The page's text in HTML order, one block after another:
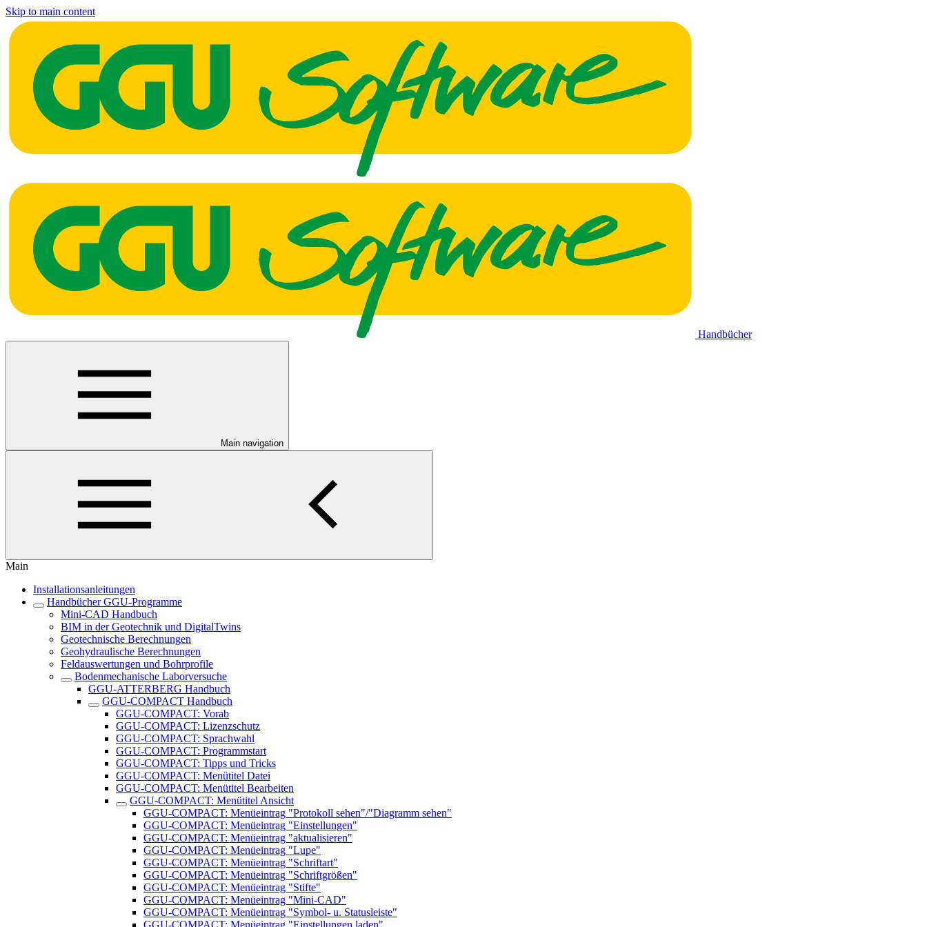
Skip to main content
Handbücher
Main navigation
Main
Installationsanleitungen
Handbücher GGU-Programme
Mini-CAD Handbuch
BIM in der Geotechnik und DigitalTwins
Geotechnische Berechnungen
Geohydraulische Berechnungen
Feldauswertungen und Bohrprofile
Bodenmechanische Laborversuche
GGU-ATTERBERG Handbuch
GGU-COMPACT Handbuch
GGU-COMPACT: Vorab
GGU-COMPACT: Lizenzschutz
GGU-COMPACT: Sprachwahl
GGU-COMPACT: Programmstart
GGU-COMPACT: Tipps und Tricks
GGU-COMPACT: Menütitel Datei
GGU-COMPACT: Menütitel Bearbeiten
GGU-COMPACT: Menütitel Ansicht
GGU-COMPACT: Menüeintrag "Protokoll sehen"/"Diagramm sehen"
GGU-COMPACT: Menüeintrag "Einstellungen"
GGU-COMPACT: Menüeintrag "aktualisieren"
GGU-COMPACT: Menüeintrag "Lupe"
GGU-COMPACT: Menüeintrag "Schriftart"
GGU-COMPACT: Menüeintrag "Schriftgrößen"
GGU-COMPACT: Menüeintrag "Stifte"
GGU-COMPACT: Menüeintrag "Mini-CAD"
GGU-COMPACT: Menüeintrag "Symbol- u. Statusleiste"
GGU-COMPACT: Menüeintrag "Einstellungen laden"